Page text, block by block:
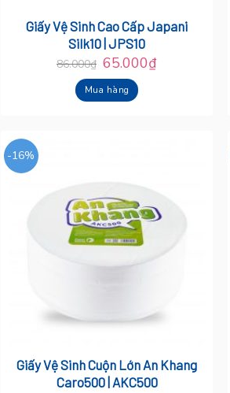
Giấy Vệ Sinh Cao Cấp Japani
Silk10 | JPS10
86.000₫ 65.000₫
Mua hàng
-16%
Giấy Vệ Sinh Cuộn Lớn An Khang
Caro500 | AKC500